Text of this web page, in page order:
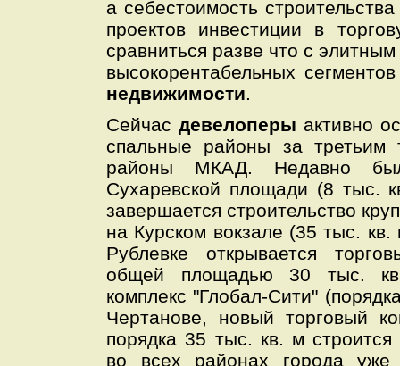
а себестоимость
проектов инвестиции в
сравниться разве что с элитным
высокорентабельных
недвижимости.
Сейчас девелоперы активно
спальные районы за третьим
районы МКАД. Недавно
Сухаревской площади (8 тыс.
завершается строительство
на Курском вокзале (35 тыс.
Рублевке открывается
общей площадью 30 тыс.
комплекс "Глобал-Сити"
Чертанове, новый торговый
порядка 35 тыс. кв. м
во всех районах города